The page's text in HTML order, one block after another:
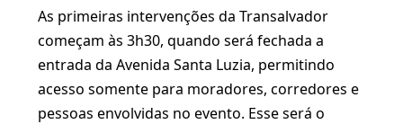
As primeiras intervenções da Transalvador
começam às 3h30, quando será fechada a
entrada da Avenida Santa Luzia, permitindo
acesso somente para moradores, corredores e
pessoas envolvidas no evento. Esse será o